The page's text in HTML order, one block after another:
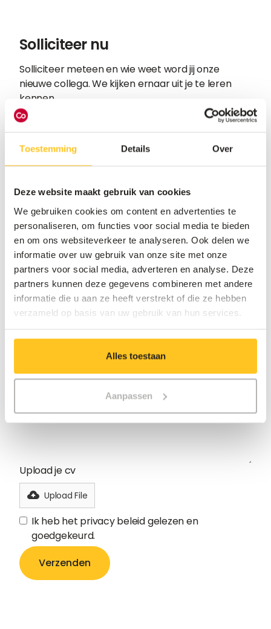
Toestemming Details Over
Deze website maakt gebruik van cookies
We gebruiken cookies om content en advertenties te
personaliseren, om functies voor social media te bieden
en om ons websiteverkeer te analyseren. Ook delen we
informatie over uw gebruik van onze site met onze
partners voor social media, adverteren en analyse. Deze
partners kunnen deze gegevens combineren met andere
informatie die u aan ze heeft verstrekt of die ze hebben
verzameld op basis van uw gebruik van hun services.
Alles toestaan
Aanpassen
Solliciteer nu
Solliciteer meteen en wie weet word jij onze
nieuwe collega. We kijken ernaar uit je te leren
kennen.
Upload je cv
Upload File
Ik heb het privacy beleid gelezen en
goedgekeurd.